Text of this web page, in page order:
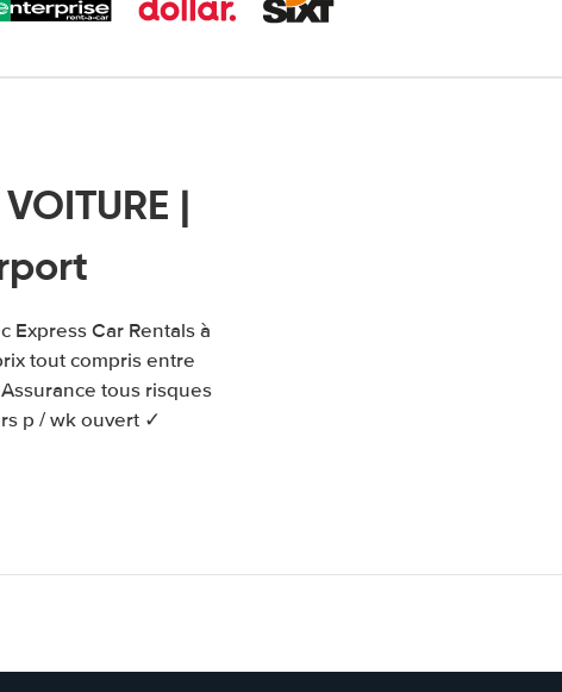
|
Express Car Rentals à
tout compris entre
tous risques
p / wk ouvert ✓